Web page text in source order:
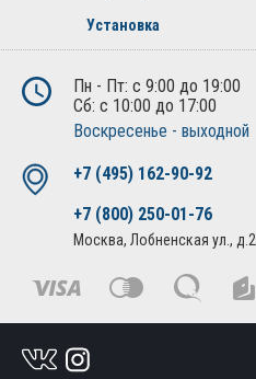
Установка
Пн - Пт: с 9:00 до 19:00
Сб: с 10:00 до 17:00
Воскресенье - выходной
+7 (495) 162-90-92
+7 (800) 250-01-76
Москва, Лобненская ул.,